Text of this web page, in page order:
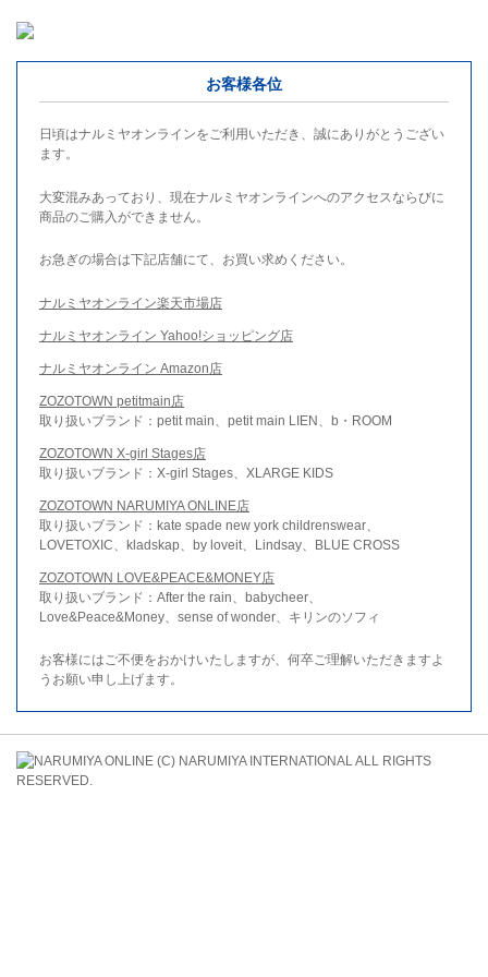
お客様各位
日頃はナルミヤオンラインをご利用いただき、誠にありがとうござい
ます。
大変混みあっており、現在ナルミヤオンラインへのアクセスならびに
商品のご購入ができません。
お急ぎの場合は下記店舗にて、お買い求めください。
ナルミヤオンライン楽天市場店
ナルミヤオンライン Yahoo!ショッピング店
ナルミヤオンライン Amazon店
ZOZOTOWN petitmain店
取り扱いブランド：petit main、petit main LIEN、b・ROOM
ZOZOTOWN X-girl Stages店
取り扱いブランド：X-girl Stages、XLARGE KIDS
ZOZOTOWN NARUMIYA ONLINE店
取り扱いブランド：kate spade new york childrenswear、
LOVETOXIC、kladskap、by loveit、Lindsay、BLUE CROSS
ZOZOTOWN LOVE&PEACE&MONEY店
取り扱いブランド：After the rain、babycheer、
Love&Peace&Money、sense of wonder、キリンのソフィ
お客様にはご不便をおかけいたしますが、何卒ご理解いただきますよ
うお願い申し上げます。